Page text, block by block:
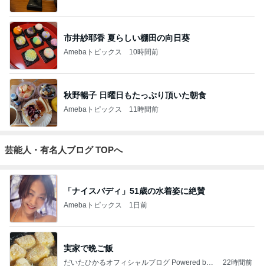
市井紗耶香 夏らしい棚田の向日葵
Amebaトピックス 10時間前
秋野暢子 日曜日もたっぷり頂いた朝食
Amebaトピックス 11時間前
芸能人・有名人ブログ TOPへ
「ナイスバディ」51歳の水着姿に絶賛
Amebaトピックス 1日前
実家で晩ご飯
だいたひかるオフィシャルブログ Powered by
22時間前